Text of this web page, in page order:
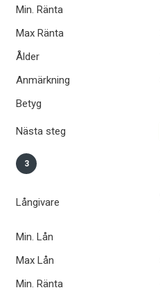
Min. Ränta
Max Ränta
Ålder
Anmärkning
Betyg
Nästa steg
3
Långivare
Min. Lån
Max Lån
Min. Ränta